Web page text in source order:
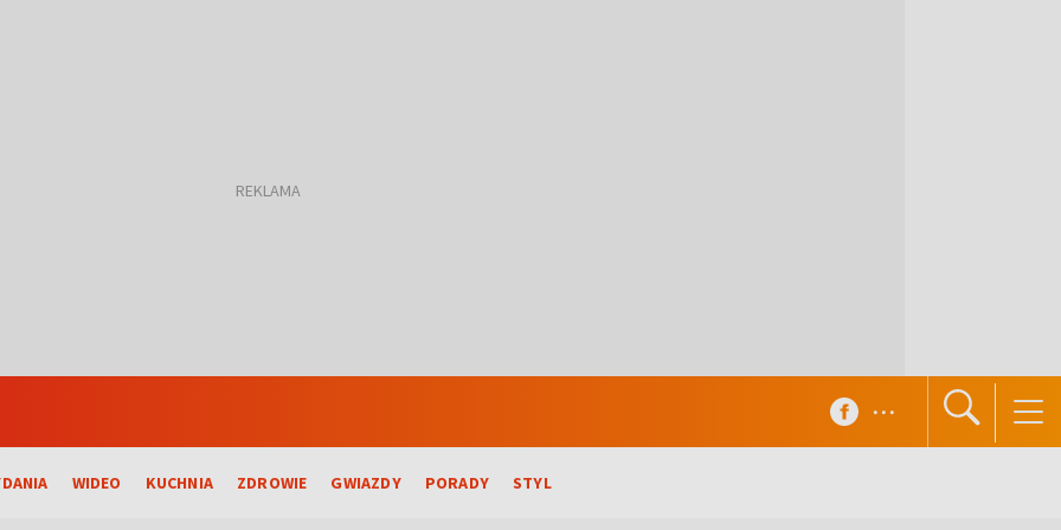
WIDEO KUCHNIA ZDROWIE GWIAZDY PORADY STYL
...